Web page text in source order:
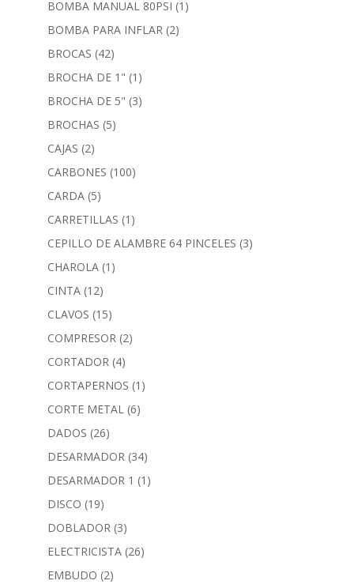
BOMBA MANUAL 80PSI (1)
BOMBA PARA INFLAR (2)
BROCAS (42)
BROCHA DE 1" (1)
BROCHA DE 5" (3)
BROCHAS (5)
CAJAS (2)
CARBONES (100)
CARDA (5)
CARRETILLAS (1)
CEPILLO DE ALAMBRE 64 PINCELES (3)
CHAROLA (1)
CINTA (12)
CLAVOS (15)
COMPRESOR (2)
CORTADOR (4)
CORTAPERNOS (1)
CORTE METAL (6)
DADOS (26)
DESARMADOR (34)
DESARMADOR 1 (1)
DISCO (19)
DOBLADOR (3)
ELECTRICISTA (26)
EMBUDO (2)